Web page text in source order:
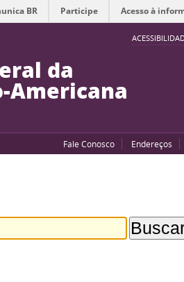
BR Participe Acesso à
da
Americana
Fale Conosco Endereços